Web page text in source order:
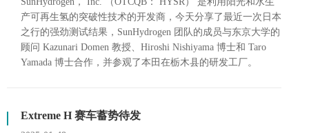
产可再生氢的突破性技术的开发商，今天分享了最近一次日本
之行的强劲测试结果，SunHydrogen 团队的成员与东京大学的
顾问 Kazunari Domen 教授、Hiroshi Nishiyama 博士和 Taro
Yamada 博士合作，并参观了本田在栃木县的研发工厂。
Extreme H 赛车蓄势待发